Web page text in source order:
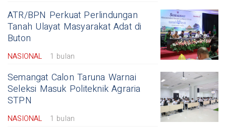
ATR/BPN Perkuat Perlindungan
Tanah Ulayat Masyarakat Adat di
Buton
NASIONAL 1 bulan
Semangat Calon Taruna Warnai
Seleksi Masuk Politeknik Agraria
STPN
NASIONAL 1 bulan